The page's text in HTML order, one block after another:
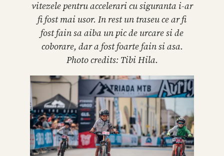
vitezele pentru accelerari cu siguranta i-ar
fi fost mai usor. In rest un traseu ce ar fi
fost fain sa aiba un pic de urcare si de
coborare, dar a fost foarte fain si asa.
Photo credits: Tibi Hila.